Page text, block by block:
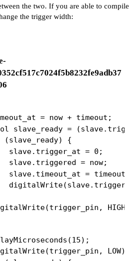
the two. If you are able to compile
the trigger width:
= now + timeout;
slave_ready =
(slave_ready) {
slave.trigger_at = 0;
slave.triggered = now;
slave.timeout_at =
HIGH);
LOW);